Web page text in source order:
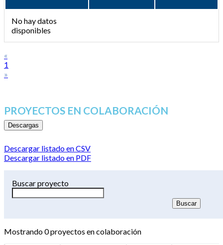
No hay datos
disponibles
«
1
»
PROYECTOS EN COLABORACIÓN
Descargas
Descargar listado en CSV
Descargar listado en PDF
Buscar proyecto
Mostrando0proyectos en colaboración